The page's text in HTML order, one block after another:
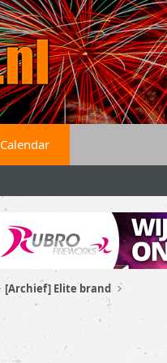
Calendar
[Archief] Elite brand